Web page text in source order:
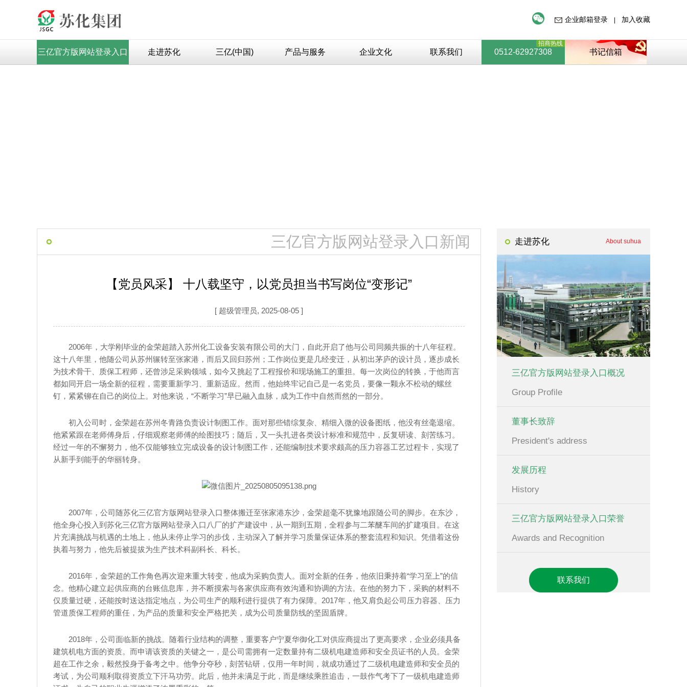
企业邮箱登录 加入收藏
三亿官方版网站登录入口 走进苏化 三亿(中国) 产品与服务 企业文化 联系我们
招商热线
0512-62927308 书记信箱
三亿官方版网站登录入口新闻
【党员风采】 十八载坚守，以党员担当书写岗位“变形记”
[ 超级管理员, 2025-08-05 ]
2006年，大学刚毕业的金荣超踏入苏州化工设备安装有限公司的大门，自此开启了他与公司同频共振的十八年征程。
这十八年里，他随公司从苏州辗转至张家港，而后又回归苏州；工作岗位更是几经变迁，从初出茅庐的设计员，逐步成长
为技术骨干、质保工程师，还曾涉足采购领域，如今又挑起了工程报价和现场施工的重担。每一次岗位的转换，于他而言
都如同开启一场全新的征程，需要重新学习、重新适应。然而，他始终牢记自己是一名党员，要像一颗永不松动的螺丝
钉，紧紧铆在自己的岗位上。对他来说，“不断学习”早已融入血脉，成为工作中自然而然的一部分。
初入公司时，金荣超在苏州冬青路负责设计制图工作。面对那些错综复杂、精细入微的设备图纸，他没有丝毫退缩。
他紧紧跟在老师傅身后，仔细观察老师傅的绘图技巧；随后，又一头扎进各类设计标准和规范中，反复研读、刻苦练习。
经过一年的不懈努力，他不仅能够独立完成设备的设计制图工作，还能编制技术要求颇高的压力容器工艺过程卡，实现了
从新手到能手的华丽转身。
2007年，公司随苏化三亿官方版网站登录入口整体搬迁至张家港东沙，金荣超毫不犹豫地跟随公司的脚步。在东沙，
他全身心投入到苏化三亿官方版网站登录入口八厂的扩产建设中，从一期到五期，全程参与二苯醚车间的扩建项目。在这
片充满挑战与机遇的土地上，他从未停止学习的步伐，主动深入了解并学习质量保证体系的整套流程和知识。凭借着这份
执着与努力，他先后被提拔为生产技术科副科长、科长。
2016年，金荣超的工作角色再次迎来重大转变，他成为采购负责人。面对全新的任务，他依旧秉持着“学习至上”的信
念。他精心建立起供应商的台账信息库，并不断摸索与各家供应商有效沟通和协调的方法。在他的努力下，采购的材料不
仅质量过硬，还能按时送达指定地点，为公司生产的顺利进行提供了有力保障。2017年，他又肩负起公司压力容器、压力
管道质保工程师的重任，为产品的质量和安全严格把关，成为公司质量防线的坚固盾牌。
2018年，公司面临新的挑战。随着行业结构的调整，重要客户宁夏华御化工对供应商提出了更高要求，企业必须具备
建筑机电方面的资质。而申请该资质的关键之一，是公司需拥有一定数量持有二级机电建造师和安全员证书的人员。金荣
超在工作之余，毅然投身于备考之中。他争分夺秒，刻苦钻研，仅用一年时间，就成功通过了二级机电建造师和安全员的
考试，为公司顺利取得资质立下汗马功劳。此后，他并未满足于此，而是继续乘胜追击，一鼓作气考下了一级机电建造师
About suhua
走进苏化
三亿官方版网站登录入口概况
Group Profile
董事长致辞
President's address
发展历程
History
三亿官方版网站登录入口荣誉
Awards and Recognition
联系我们